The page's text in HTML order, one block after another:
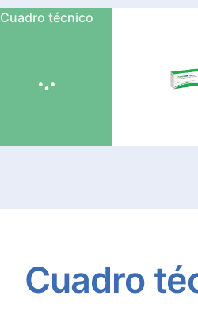
Cuadro técnico
Cuadro